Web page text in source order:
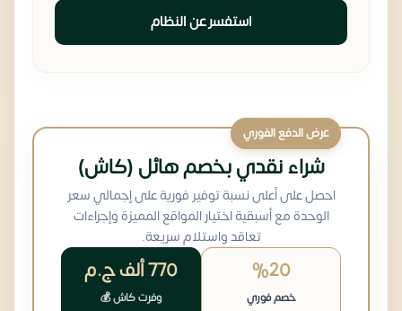
استفسر عن النظام
عرض الدفع الفوري
شراء نقدي بخصم هائل (كاش)
احصل على أعلى نسبة توفير فورية على إجمالي سعر
الوحدة مع أسبقية اختيار المواقع المميزة وإجراءات
تعاقد واستلام سريعة.
%20
خصم فوري
770 ألف ج.م
وفرت كاش 💰